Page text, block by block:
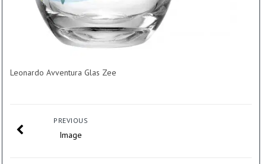
Leonardo Avventura Glas Zee
PREVIOUS
Image